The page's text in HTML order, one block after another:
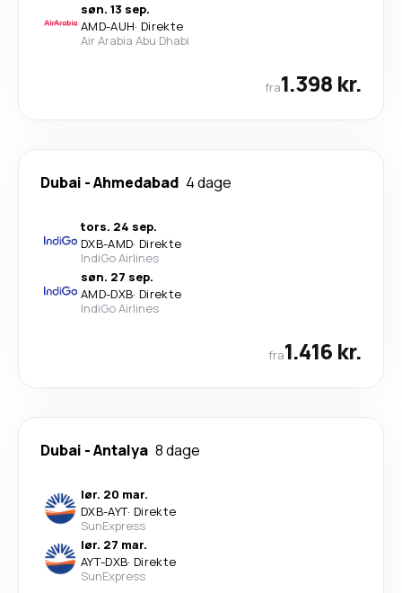
søn. 13 sep.
AMD-AUH· Direkte
Air Arabia Abu Dhabi
fra1.398 kr.
Dubai -Ahmedabad 4 dage
tors. 24 sep.
DXB-AMD· Direkte
IndiGo Airlines
søn. 27 sep.
AMD-DXB· Direkte
IndiGo Airlines
fra1.416 kr.
Dubai -Antalya 8 dage
lør. 20 mar.
DXB-AYT· Direkte
SunExpress
lør. 27 mar.
AYT-DXB· Direkte
SunExpress